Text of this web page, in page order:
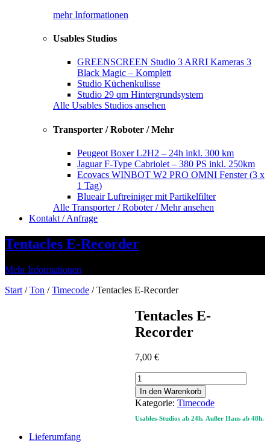
mehr Informationen
Usables Studios
GREENSCREEN Studio 3 ARRI Kameras 3
Black Magic – Komplett
Studio Küchenkulisse
Studio 29 qm Hintergrundsystem
Alle Usables Studios ansehen
Transporter / Roboter / Mehr
Peugeot Boxer L2H2 – 24h inkl. 300 km
Jaguar F-Type Cabriolet – 380 PS inkl. 250km
Ecovacs WINBOT W2 PRO OMNI Fenster (3 x
1 Tag)
Blueair Luftreiniger mit Partikelfilter
Alle Transporter / Roboter / Mehr ansehen
Kontakt / Anfrage
Tentacles E-Recorder
Mehr Informationen
Start /Ton /Timecode / Tentacles E-Recorder
Tentacles E-
Recorder
7,00 €
Tentacles
E-
Recorder
Menge
In den Warenkorb
Kategorie: Timecode
Usables-Studios ab 24h. Außer Haus ab 48h.
Lieferumfang